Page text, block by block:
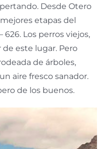
Desde Otero
etapas del
626. Los perros viejos,
de este lugar. Pero
de árboles,
aire fresco sanador.
de los buenos.